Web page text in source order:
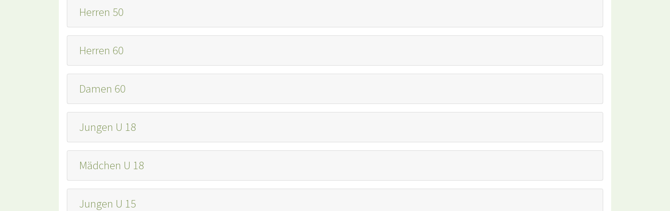
Herren 50
Herren 60
Damen 60
Jungen U 18
Mädchen U 18
Jungen U 15